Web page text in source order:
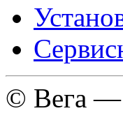
© Вега —